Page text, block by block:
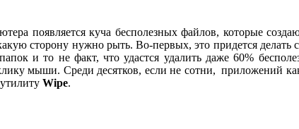
появляется куча бесполезных файлов, которые
сторону нужно рыть. Во-первых, это придется
и то не факт, что удастся удалить даже 60%
мыши. Среди десятков, если не сотни, приложений
Wipe.